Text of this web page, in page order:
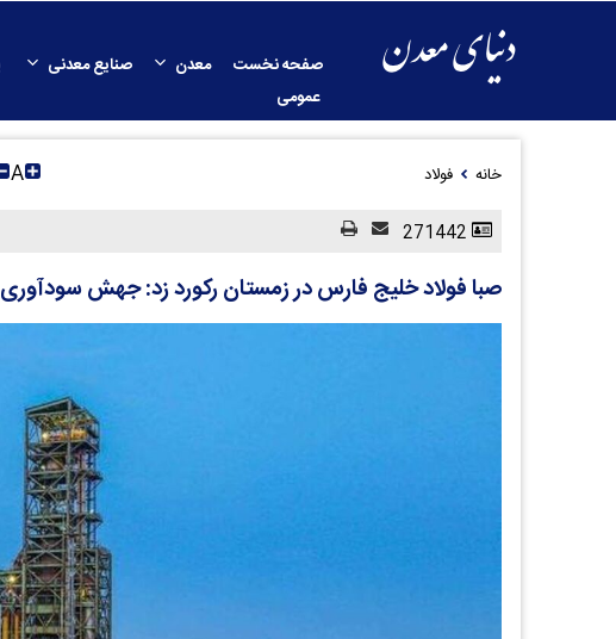
صفحه نخست معدن صنایع معدنی
عمومی
خانه فولاد A
صبا فولاد خلیج فارس در زمستان رکورد زد: جهش سودآوری